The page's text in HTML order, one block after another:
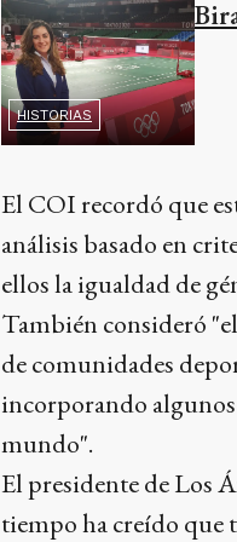
HISTORIAS
El COI recordó que
análisis basado en
ellos la igualdad de
También consideró
de comunidades
incorporando algunos
mundo".
El presidente de Los
tiempo ha creído que